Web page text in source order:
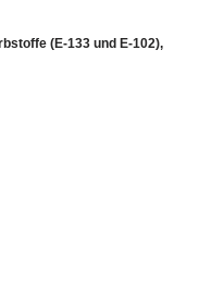
(E-133 und E-102),